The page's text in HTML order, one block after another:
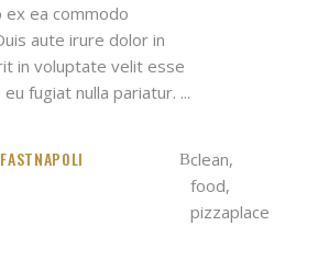
ex ea commodo
aute irure dolor in
in voluptate velit esse
fugiat nulla pariatur.
FASTNAPOLI clean,
food,
pizzaplace